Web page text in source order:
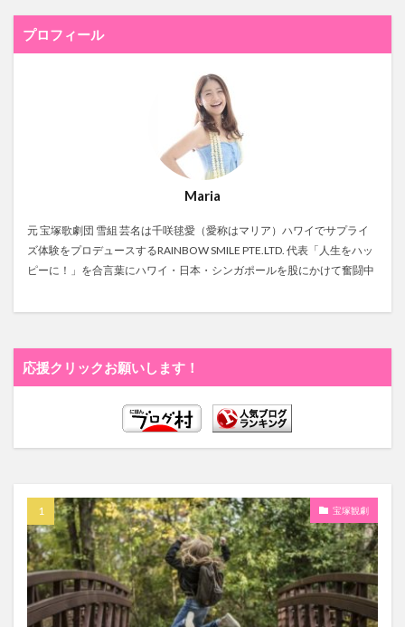
プロフィール
Maria
元 宝塚歌劇団 雪組 芸名は千咲毬愛（愛称はマリア）ハワイでサプライ
ズ体験をプロデュースするRAINBOW SMILE PTE.LTD. 代表「人生をハッ
ピーに！」を合言葉にハワイ・日本・シンガポールを股にかけて奮闘中
応援クリックお願いします！
宝塚観劇